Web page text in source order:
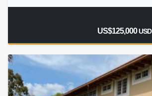
US$125,000USD